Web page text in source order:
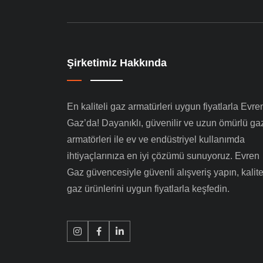
Şirketimiz Hakkında
En kaliteli gaz armatürleri uygun fiyatlarla
Gaz’da! Dayanıklı, güvenilir ve uzun ömürlü
armatörleri ile ev ve endüstriyel kullanımda
ihtiyaçlarınıza en iyi çözümü sunuyoruz. Evren
Gaz güvencesiyle güvenli alışveriş yapın,
gaz ürünlerini uygun fiyatlarla keşfedin.